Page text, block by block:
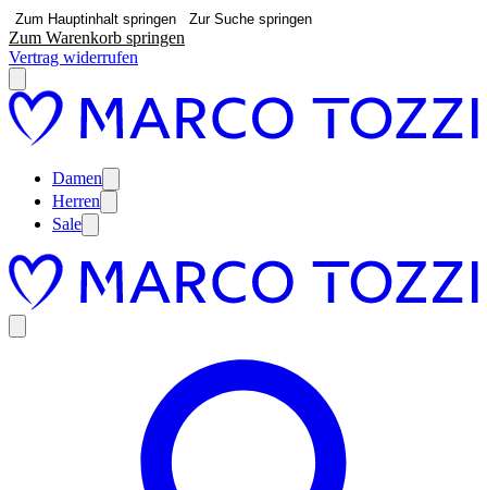
Zum Hauptinhalt springen Zur Suche springen
Zum Warenkorb springen
Vertrag widerrufen
Damen
Herren
Sale